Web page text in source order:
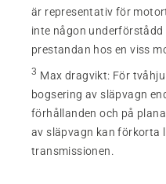
är representativ för
inte någon
prestandan hos en viss
3 Max dragvikt: För
bogsering av släpvagn
förhållanden och på
av släpvagn kan förkorta
transmissionen.